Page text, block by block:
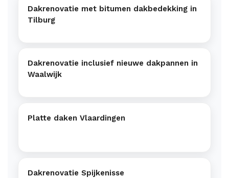
Dakrenovatie met bitumen dakbedekking in
Tilburg
Dakrenovatie inclusief nieuwe dakpannen in
Waalwijk
Platte daken Vlaardingen
Dakrenovatie Spijkenisse